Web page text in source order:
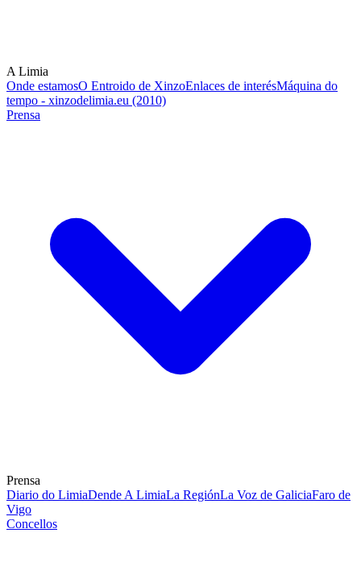
A Limia
Onde estamosO Entroido de XinzoEnlaces de interésMáquina do
tempo - xinzodelimia.eu (2010)
Prensa
Prensa
Diario do LimiaDende A LimiaLa RegiónLa Voz de GaliciaFaro de
Vigo
Concellos